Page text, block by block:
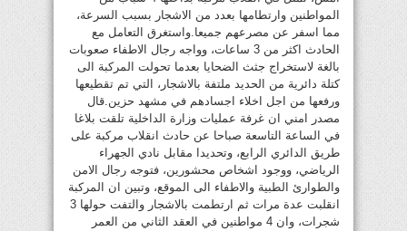
المواطنين وارتطامها بعدد من الاشجار بسبب السرعة،
مما اسفر عن مصرعهم جميعا.واستغرق التعامل مع
الحادث اكثر من 3 ساعات، وواجه رجال الاطفاء صعوبات
بالغة لاستخراج جثث الضحايا بعدما تحولت المركبة الى
كتلة دائرية من الحديد ملتفة بالاشجار، التي تم تقطيعها
ورفعها من اجل اخلاء اجسادهم في مشهد حزين.قال
مصدر امني ان غرفة عمليات وزارة الداخلية تلقت بلاغا
في الساعة التاسعة صباحا عن حادث انقلاب مركبة على
طريق الدائري الرابع، وتحديدا مقابل نادي الجهراء
الرياضي، ووجود اشخاص محشورين، فتوجه رجال الامن
والطوارئ الطبية والاطفاء الى الموقع، وتبين ان المركبة
انقلبت عدة مرات ثم ارتطمت بالاشجار والتفت حولها 3
شجرات، وان 4 مواطنين في العقد الثاني من العمر